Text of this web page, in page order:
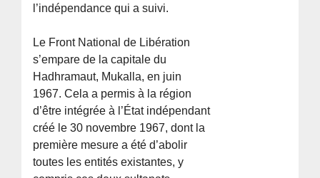
l’indépendance qui a suivi.
Le Front National de Libération
s’empare de la capitale du
Hadhramaut, Mukalla, en juin
1967. Cela a permis à la région
d’être intégrée à l’État indépendant
créé le 30 novembre 1967, dont la
première mesure a été d’abolir
toutes les entités existantes, y